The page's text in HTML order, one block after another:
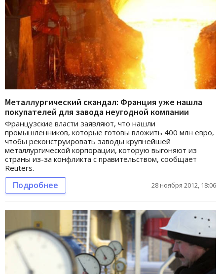
Металлургический скандал: Франция уже нашла
покупателей для завода неугодной компании
Французские власти заявляют, что нашли
промышленников, которые готовы вложить 400 млн евро,
чтобы реконструировать заводы крупнейшей
металлургической корпорации, которую выгоняют из
страны из-за конфликта с правительством, сообщает
Reuters.
Подробнее 28 ноября 2012, 18:06